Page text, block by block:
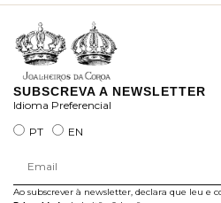
SUBSCREVA A NEWSLETTER
Idioma Preferencial
PT
EN
Ao subscrever à newsletter, declara que leu e